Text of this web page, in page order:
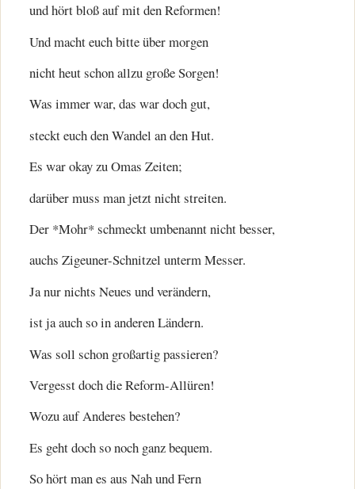
und hört bloß auf mit den Reformen!
Und macht euch bitte über morgen
nicht heut schon allzu große Sorgen!
Was immer war, das war doch gut,
steckt euch den Wandel an den Hut.
Es war okay zu Omas Zeiten;
darüber muss man jetzt nicht streiten.
Der *Mohr* schmeckt umbenannt nicht besser,
auchs Zigeuner-Schnitzel unterm Messer.
Ja nur nichts Neues und verändern,
ist ja auch so in anderen Ländern.
Was soll schon großartig passieren?
Vergesst doch die Reform-Allüren!
Wozu auf Anderes bestehen?
Es geht doch so noch ganz bequem.
So hört man es aus Nah und Fern